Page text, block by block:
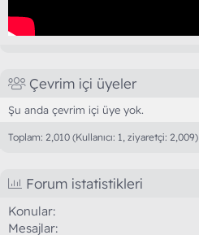
Çevrim içi üyeler
Şu anda çevrim içi üye yok.
Toplam: 2,010 (Kullanıcı: 1, ziyaretçi: 2,009)
Forum istatistikleri
Konular
Mesajlar